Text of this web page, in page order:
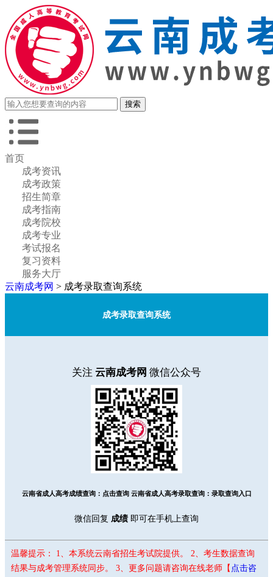
首页
成考资讯
成考政策
招生简章
成考指南
成考院校
成考专业
考试报名
复习资料
服务大厅
云南成考网 > 成考录取查询系统
成考录取查询系统
关注 云南成考网 微信公众号
云南省成人高考成绩查询： 点击查询云南省成人高考录取查询： 录取查询入口
微信回复 成绩 即可在手机上查询
温馨提示： 1、本系统云南省招生考试院提供。 2、考生数据查询
结果与成考管理系统同步。 3、更多问题请咨询在线老师【 点击咨